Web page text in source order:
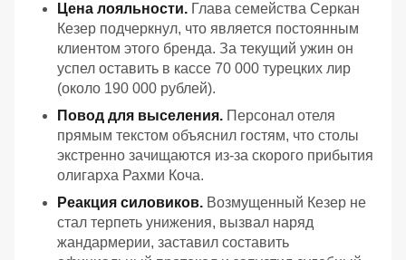
Цена лояльности. Глава семейства Серкан
Кезер подчеркнул, что является постоянным
клиентом этого бренда. За текущий ужин он
успел оставить в кассе 70 000 турецких лир
(около 190 000 рублей).
Повод для выселения. Персонал отеля
прямым текстом объяснил гостям, что столы
экстренно зачищаются из-за скорого прибытия
олигарха Рахми Коча.
Реакция силовиков. Возмущенный Кезер не
стал терпеть унижения, вызвал наряд
жандармерии, заставил составить